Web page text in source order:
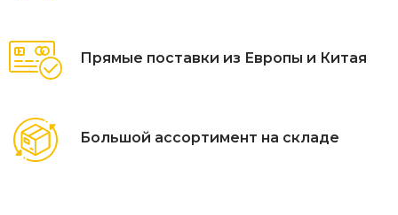
Прямые поставки из Европы и Китая
Большой ассортимент на складе